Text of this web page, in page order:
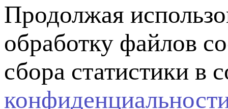
Продолжая
обработку файлов
сбора статистики в